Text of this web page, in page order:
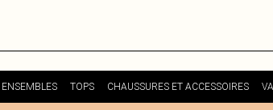
ENSEMBLES TOPS CHAUSSURES ET ACCESSOIRES